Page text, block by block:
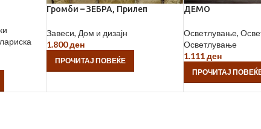
Громби – ЗЕБРА, Прилеп
Завеси, Дом и дизајн
1.800ден
ПРОЧИТАЈ ПОВЕЌЕ
ДЕМО
Осветлување,
Осветлување
1.111ден
ПРОЧИТАЈ